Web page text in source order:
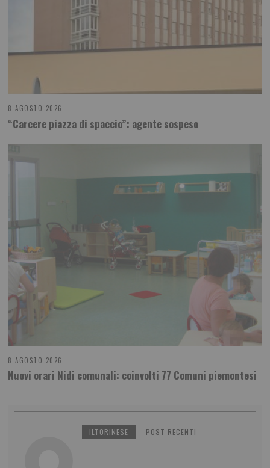
8 AGOSTO 2026
“Carcere piazza di spaccio”: agente sospeso
8 AGOSTO 2026
Nuovi orari Nidi comunali: coinvolti 77 Comuni piemontesi
ILTORINESE POST RECENTI